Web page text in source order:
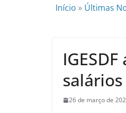
Início » Últimas
26 de março de